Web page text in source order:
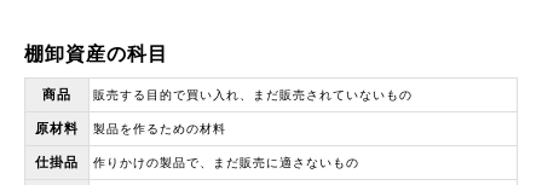
棚卸資産の科目
商品 販売する目的で買い入れ、まだ販売されていないもの
原材料 製品を作るための材料
仕掛品 作りかけの製品で、まだ販売に適さないもの